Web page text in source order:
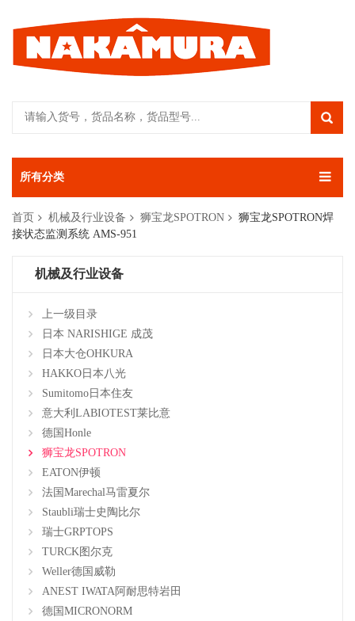
所有分类
首页 机械及行业设备 狮宝龙SPOTRON
狮宝龙SPOTRON焊
接状态监测系统 AMS-951
机械及行业设备
上一级目录
日本 NARISHIGE 成茂
日本大仓OHKURA
HAKKO日本八光
Sumitomo日本住友
意大利LABIOTEST莱比意
德国Honle
狮宝龙SPOTRON
EATON伊顿
法国Marechal马雷夏尔
Staubli瑞士史陶比尔
瑞士GRPTOPS
TURCK图尔克
Weller德国威勒
ANEST IWATA阿耐思特岩田
德国MICRONORM